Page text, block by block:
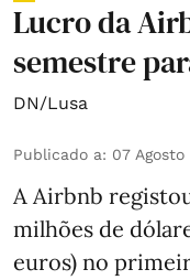
Lucro da
semestre
DN/Lusa
Publicado a: 07 Agosto
A Airbnb
milhões de
euros) no